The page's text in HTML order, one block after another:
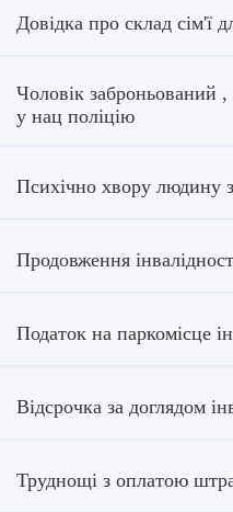
Довідка про склад сім'ї
Чоловік заброньований
у нац поліцію
Психічно хвору людину
Продовження
Податок на паркомісце
Відсрочка за доглядом
Труднощі з оплатою